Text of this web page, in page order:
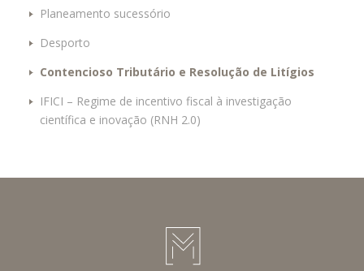
Planeamento sucessório
Desporto
Contencioso Tributário e Resolução de Litígios
IFICI – Regime de incentivo fiscal à investigação
científica e inovação (RNH 2.0)